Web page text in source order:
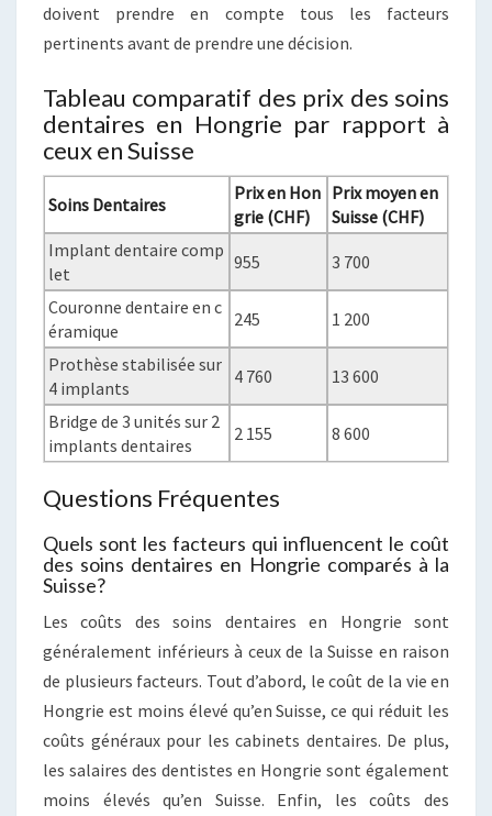
doivent prendre en compte tous les facteurs
pertinents avant de prendre une décision.
Tableau comparatif des prix des soins
dentaires en Hongrie par rapport à
ceux en Suisse
Soins Dentaires
Prix en Hon
grie (CHF)
Prix moyen en
Suisse (CHF)
Implant dentaire comp
let
955 3 700
Couronne dentaire en c
éramique
245 1 200
Prothèse stabilisée sur
4 implants
4 760 13 600
Bridge de 3 unités sur 2
implants dentaires
2 155 8 600
Questions Fréquentes
Quels sont les facteurs qui influencent le coût
des soins dentaires en Hongrie comparés à la
Suisse?
Les coûts des soins dentaires en Hongrie sont
généralement inférieurs à ceux de la Suisse en raison
de plusieurs facteurs. Tout d’abord, le coût de la vie en
Hongrie est moins élevé qu’en Suisse, ce qui réduit les
coûts généraux pour les cabinets dentaires. De plus,
les salaires des dentistes en Hongrie sont également
moins élevés qu’en Suisse. Enfin, les coûts des